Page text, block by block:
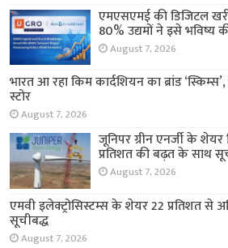
एमएसएमई की डिजिटल
80% उद्यमों ने इसे भविष्य
August 7, 2026
भारत आ रहा किम कार्दशियन का ब्रांड
स्टोर
August 7, 2026
जूनिपर ग्रीन एनर्जी के
प्रतिशत की बढ़त के साथ
August 7, 2026
एमवी इलेक्ट्रोसिस्टम्स के शेयर 22 प्रतिशत
सूचीबद्ध
August 7, 2026